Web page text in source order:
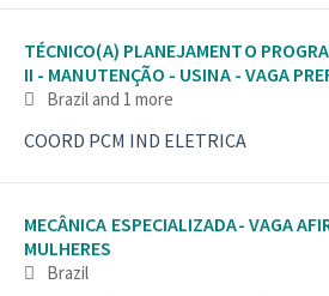
TÉCNICO(A) PLANEJAMENTO
II - MANUTENÇÃO - USINA - VAGA
Braziland 1 more
COORD PCM IND ELETRICA
MECÂNICA ESPECIALIZADA- VAGA
MULHERES
Brazil